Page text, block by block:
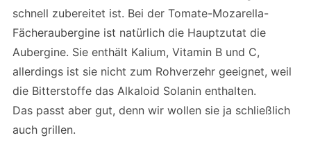
schnell zubereitet ist. Bei der Tomate-Mozarella-
Fächeraubergine ist natürlich die Hauptzutat die
Aubergine. Sie enthält Kalium, Vitamin B und C,
allerdings ist sie nicht zum Rohverzehr geeignet, weil
die Bitterstoffe das Alkaloid Solanin enthalten.
Das passt aber gut, denn wir wollen sie ja schließlich
auch grillen.